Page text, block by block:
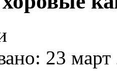
23 март